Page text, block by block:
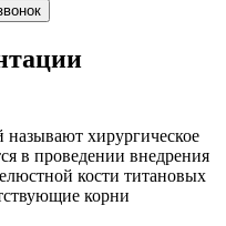
хирургическое
в проведении внедрения
кости титановых
корни